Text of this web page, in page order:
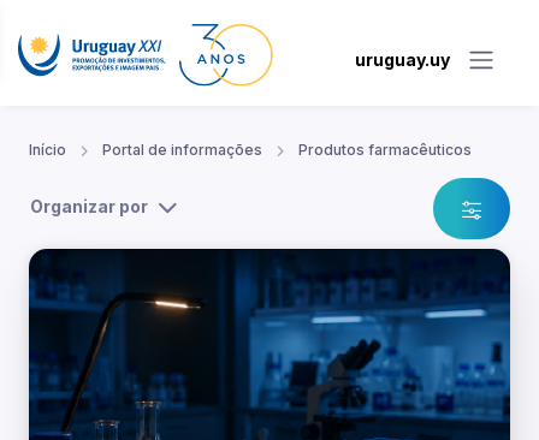
uruguay.uy
Início Portal de informações Produtos farmacêuticos
Organizar por